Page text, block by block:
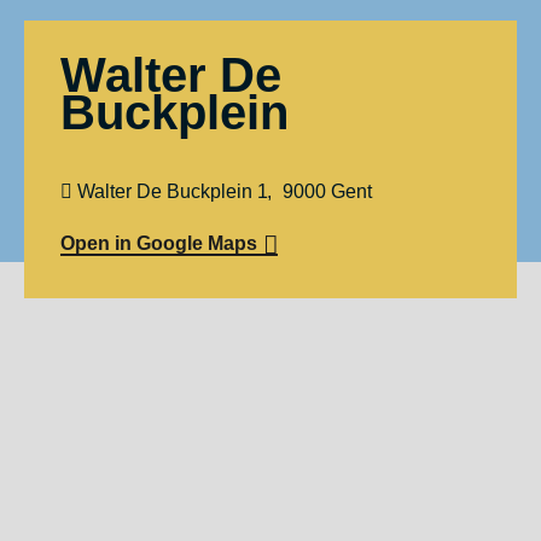
Walter De
Buckplein
Walter De Buckplein 1 9000 Gent
Open in Google Maps